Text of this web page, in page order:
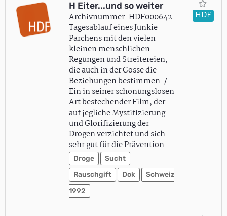
H Eiter...und so weiter
Archivnummer: HDF000642
Tagesablauf eines Junkie-
Pärchens mit den vielen
kleinen menschlichen
Regungen und Streitereien,
die auch in der Gosse die
Beziehungen bestimmen. /
Ein in seiner schonungslosen
Art bestechender Film, der
auf jegliche Mystifizierung
und Glorifizierung der
Drogen verzichtet und sich
sehr gut für die Prävention…
Droge
Sucht
Rauschgift
Dok
Schweiz
1992
HDF